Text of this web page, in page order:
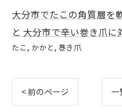
大分市でたこの角質層を
と 大分市で辛い巻き爪に
たこ かかと 巻き爪
< 前のページ 一